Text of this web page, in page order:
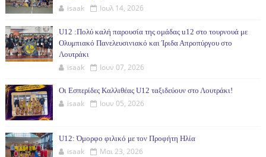
isaak Ιουλ 14, 2026
U12 :Πολύ καλή παρουσία της ομάδας u12 στο τουρνουά με
Ολυμπιακό Πανελευσινιακό και Ίριδα Απροπύργου στο
Λουτράκι
isaak Ιουν 07, 2026
Οι Εσπερίδες Καλλιθέας U12 ταξιδεύουν στο Λουτράκι!
isaak Ιουν 05, 2026
U12: Όμορφο φιλικό με τον Προφήτη Ηλία
isaak Μαι 23, 2026